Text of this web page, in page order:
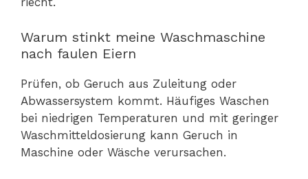
Warum stinkt meine Waschmaschine
nach faulen Eiern
Prüfen, ob Geruch aus Zuleitung oder
Abwassersystem kommt. Häufiges Waschen
bei niedrigen Temperaturen und mit geringer
Waschmitteldosierung kann Geruch in
Maschine oder Wäsche verursachen.